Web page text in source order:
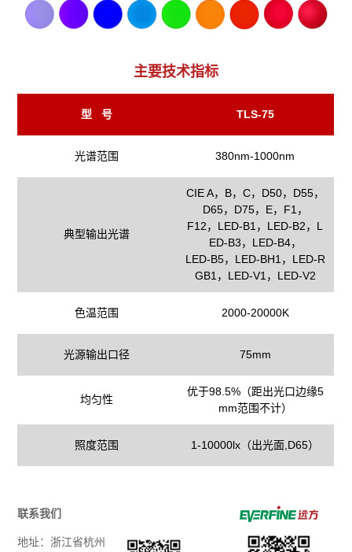
主要技术指标
型 号 TLS-75
光谱范围 380nm-1000nm
典型输出光谱
CIE A，B，C，D50，D55，
D65，D75，E，F1，
F12，LED-B1，LED-B2，L
ED-B3，LED-B4，
LED-B5，LED-BH1，LED-R
GB1，LED-V1，LED-V2
色温范围 2000-20000K
光源输出口径 75mm
均匀性
优于98.5%（距出光口边缘5
mm范围不计）
照度范围 1-10000lx（出光面,D65）
联系我们
地址：浙江省杭州